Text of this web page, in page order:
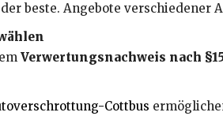
beste. Angebote verschiedener
Verwertungsnachweis nach
Cottbus